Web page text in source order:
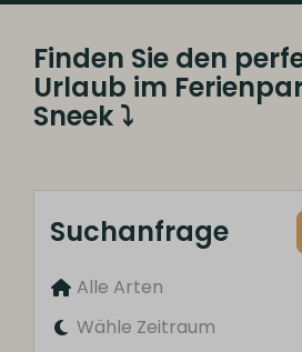
Finden Sie den
Urlaub im
Sneek ⤵
Suchanfrage
Alle Arten
Wähle Zeitraum